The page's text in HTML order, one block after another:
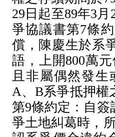
29日起至89年3
爭協議書第7條
償，陳慶生於系
語，上開800萬
且非屬偶然發生
A、B系爭抵押權
第9條約定：自
爭土地糾葛時，